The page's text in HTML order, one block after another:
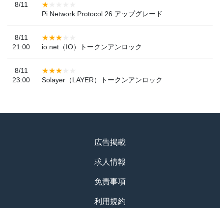
8/11
Pi Network:Protocol 26 アップグレード
8/11
21:00
io.net（IO）トークンアンロック
8/11
23:00
Solayer（LAYER）トークンアンロック
広告掲載
求人情報
免責事項
利用規約